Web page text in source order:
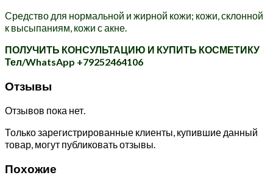
Средство для нормальной и жирной кожи; кожи, склонной
к высыпаниям, кожи с акне.
ПОЛУЧИТЬ КОНСУЛЬТАЦИЮ И КУПИТЬ КОСМЕТИКУ
Тел/WhatsApp +79252464106
Отзывы
Отзывов пока нет.
Только зарегистрированные клиенты, купившие данный
товар, могут публиковать отзывы.
Похожие